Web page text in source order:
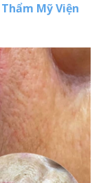
Mỹ Viện